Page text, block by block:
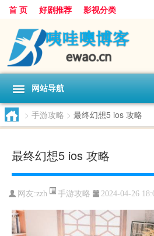
首 页 好剧推荐 影视分类
网站导航
> 手游攻略 > 最终幻想5 ios 攻略
最终幻想5 ios 攻略
网友:zzh 手游攻略 2024-04-26